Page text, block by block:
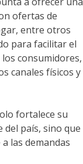
ofertas de
entre otros
para facilitar el
consumidores,
canales físicos y
fortalece su
país, sino que
las demandas